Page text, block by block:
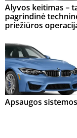
Alyvos keitimas –
pagrindinė
priežiūros
Apsaugos sistemos